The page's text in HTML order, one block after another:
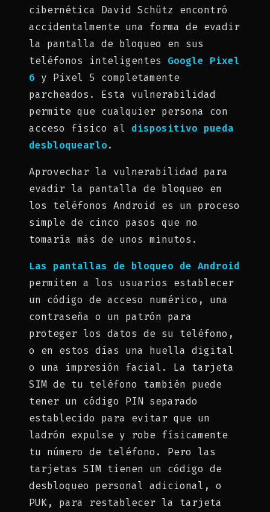
cibernética David Schütz encontró
accidentalmente una forma de evadir
la pantalla de bloqueo en sus
teléfonos inteligentes Google Pixel
6 y Pixel 5 completamente
parcheados. Esta vulnerabilidad
permite que cualquier persona con
acceso físico al dispositivo pueda
desbloquearlo.
Aprovechar la vulnerabilidad para
evadir la pantalla de bloqueo en
los teléfonos Android es un proceso
simple de cinco pasos que no
tomaría más de unos minutos.
Las pantallas de bloqueo de Android
permiten a los usuarios establecer
un código de acceso numérico, una
contraseña o un patrón para
proteger los datos de su teléfono,
o en estos días una huella digital
o una impresión facial. La tarjeta
SIM de tu teléfono también puede
tener un código PIN separado
establecido para evitar que un
ladrón expulse y robe físicamente
tu número de teléfono. Pero las
tarjetas SIM tienen un código de
desbloqueo personal adicional, o
PUK, para restablecer la tarjeta